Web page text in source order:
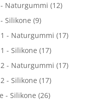
- Naturgummi (12)
Silikone (9)
- Naturgummi (17)
- Silikone (17)
- Naturgummi (17)
- Silikone (17)
- Silikone (26)